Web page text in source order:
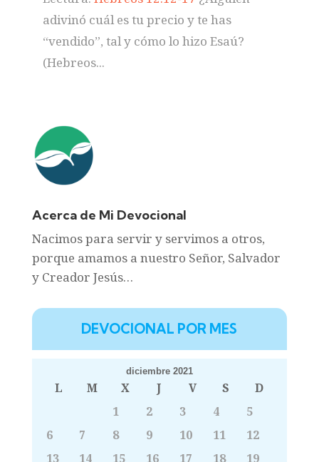
adivinó cuál es tu precio y te has
“vendido”, tal y cómo lo hizo Esaú?
(Hebreos...
Acerca de Mi Devocional
Nacimos para servir y servimos a otros,
porque amamos a nuestro Señor, Salvador
y Creador Jesús…
DEVOCIONAL POR MES
diciembre 2021
L M X J V S
D
1
2 3 4
5
6
7 8 9 10 11
12
13
14 15 16 17 18
19